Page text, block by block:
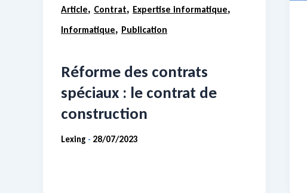
Article, Contrat, Expertise informatique,
Informatique, Publication
Réforme des contrats
spéciaux : le contrat de
construction
Lexing - 28/07/2023